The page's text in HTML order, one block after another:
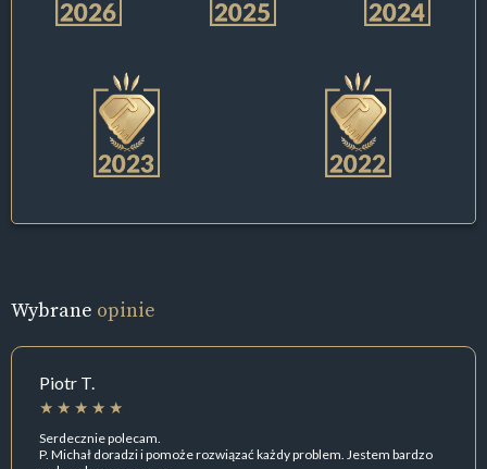
Wybrane opinie
Piotr T.
Serdecznie polecam.
P. Michał doradzi i pomoże rozwiązać każdy problem. Jestem bardzo